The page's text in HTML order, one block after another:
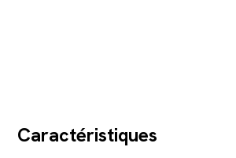
Caractéristiques